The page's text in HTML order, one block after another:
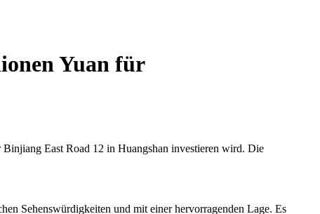
Yuan für
East Road 12 in Huangshan investieren wird. Die
Sehenswürdigkeiten und mit einer hervorragenden Lage. Es